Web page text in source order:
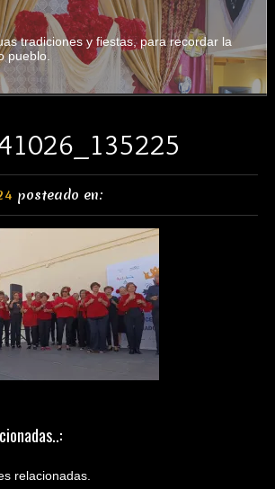
tradiciones y fiestas, para recordar la
pueblo.
posteado en:
relacionadas.